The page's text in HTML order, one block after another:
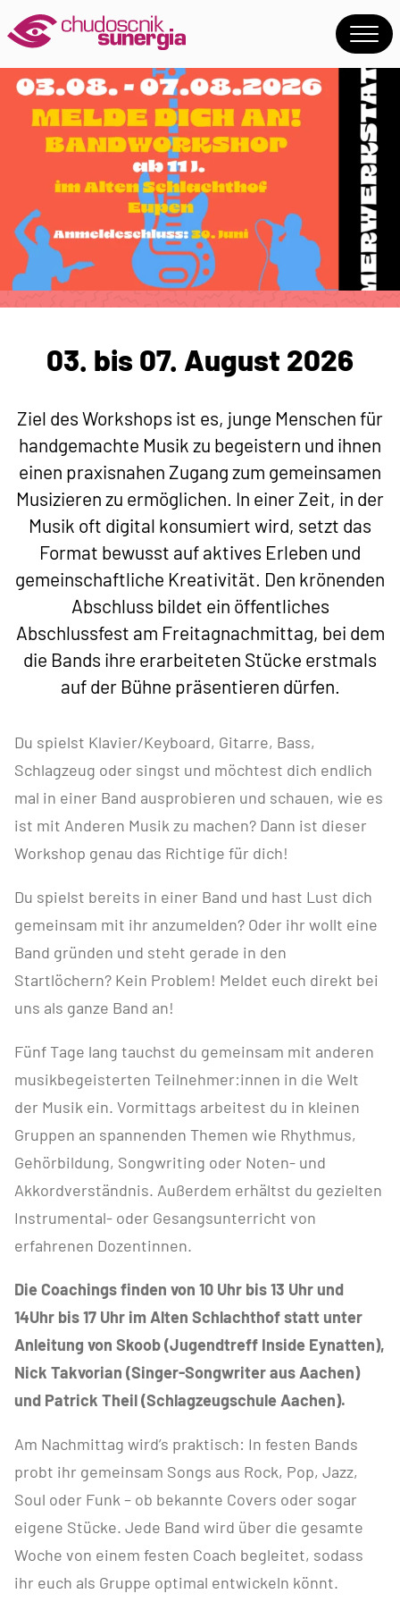
03. bis 07. August 2026
Ziel des Workshops ist es, junge Menschen für
handgemachte Musik zu begeistern und ihnen
einen praxisnahen Zugang zum gemeinsamen
Musizieren zu ermöglichen. In einer Zeit, in der
Musik oft digital konsumiert wird, setzt das
Format bewusst auf aktives Erleben und
gemeinschaftliche Kreativität. Den krönenden
Abschluss bildet ein öffentliches
Abschlussfest am Freitagnachmittag, bei dem
die Bands ihre erarbeiteten Stücke erstmals
auf der Bühne präsentieren dürfen.
Du spielst Klavier/Keyboard, Gitarre, Bass,
Schlagzeug oder singst und möchtest dich endlich
mal in einer Band ausprobieren und schauen, wie es
ist mit Anderen Musik zu machen? Dann ist dieser
Workshop genau das Richtige für dich!
Du spielst bereits in einer Band und hast Lust dich
gemeinsam mit ihr anzumelden? Oder ihr wollt eine
Band gründen und steht gerade in den
Startlöchern? Kein Problem! Meldet euch direkt bei
uns als ganze Band an!
Fünf Tage lang tauchst du gemeinsam mit anderen
musikbegeisterten Teilnehmer:innen in die Welt
der Musik ein. Vormittags arbeitest du in kleinen
Gruppen an spannenden Themen wie Rhythmus,
Gehörbildung, Songwriting oder Noten- und
Akkordverständnis. Außerdem erhältst du gezielten
Instrumental- oder Gesangsunterricht von
erfahrenen Dozentinnen.
Die Coachings finden von 10 Uhr bis 13 Uhr und
14Uhr bis 17 Uhr im Alten Schlachthof statt unter
Anleitung von Skoob (Jugendtreff Inside Eynatten),
Nick Takvorian (Singer-Songwriter aus Aachen)
und Patrick Theil (Schlagzeugschule Aachen).
Am Nachmittag wird’s praktisch: In festen Bands
probt ihr gemeinsam Songs aus Rock, Pop, Jazz,
Soul oder Funk – ob bekannte Covers oder sogar
eigene Stücke. Jede Band wird über die gesamte
Woche von einem festen Coach begleitet, sodass
ihr euch als Gruppe optimal entwickeln könnt.